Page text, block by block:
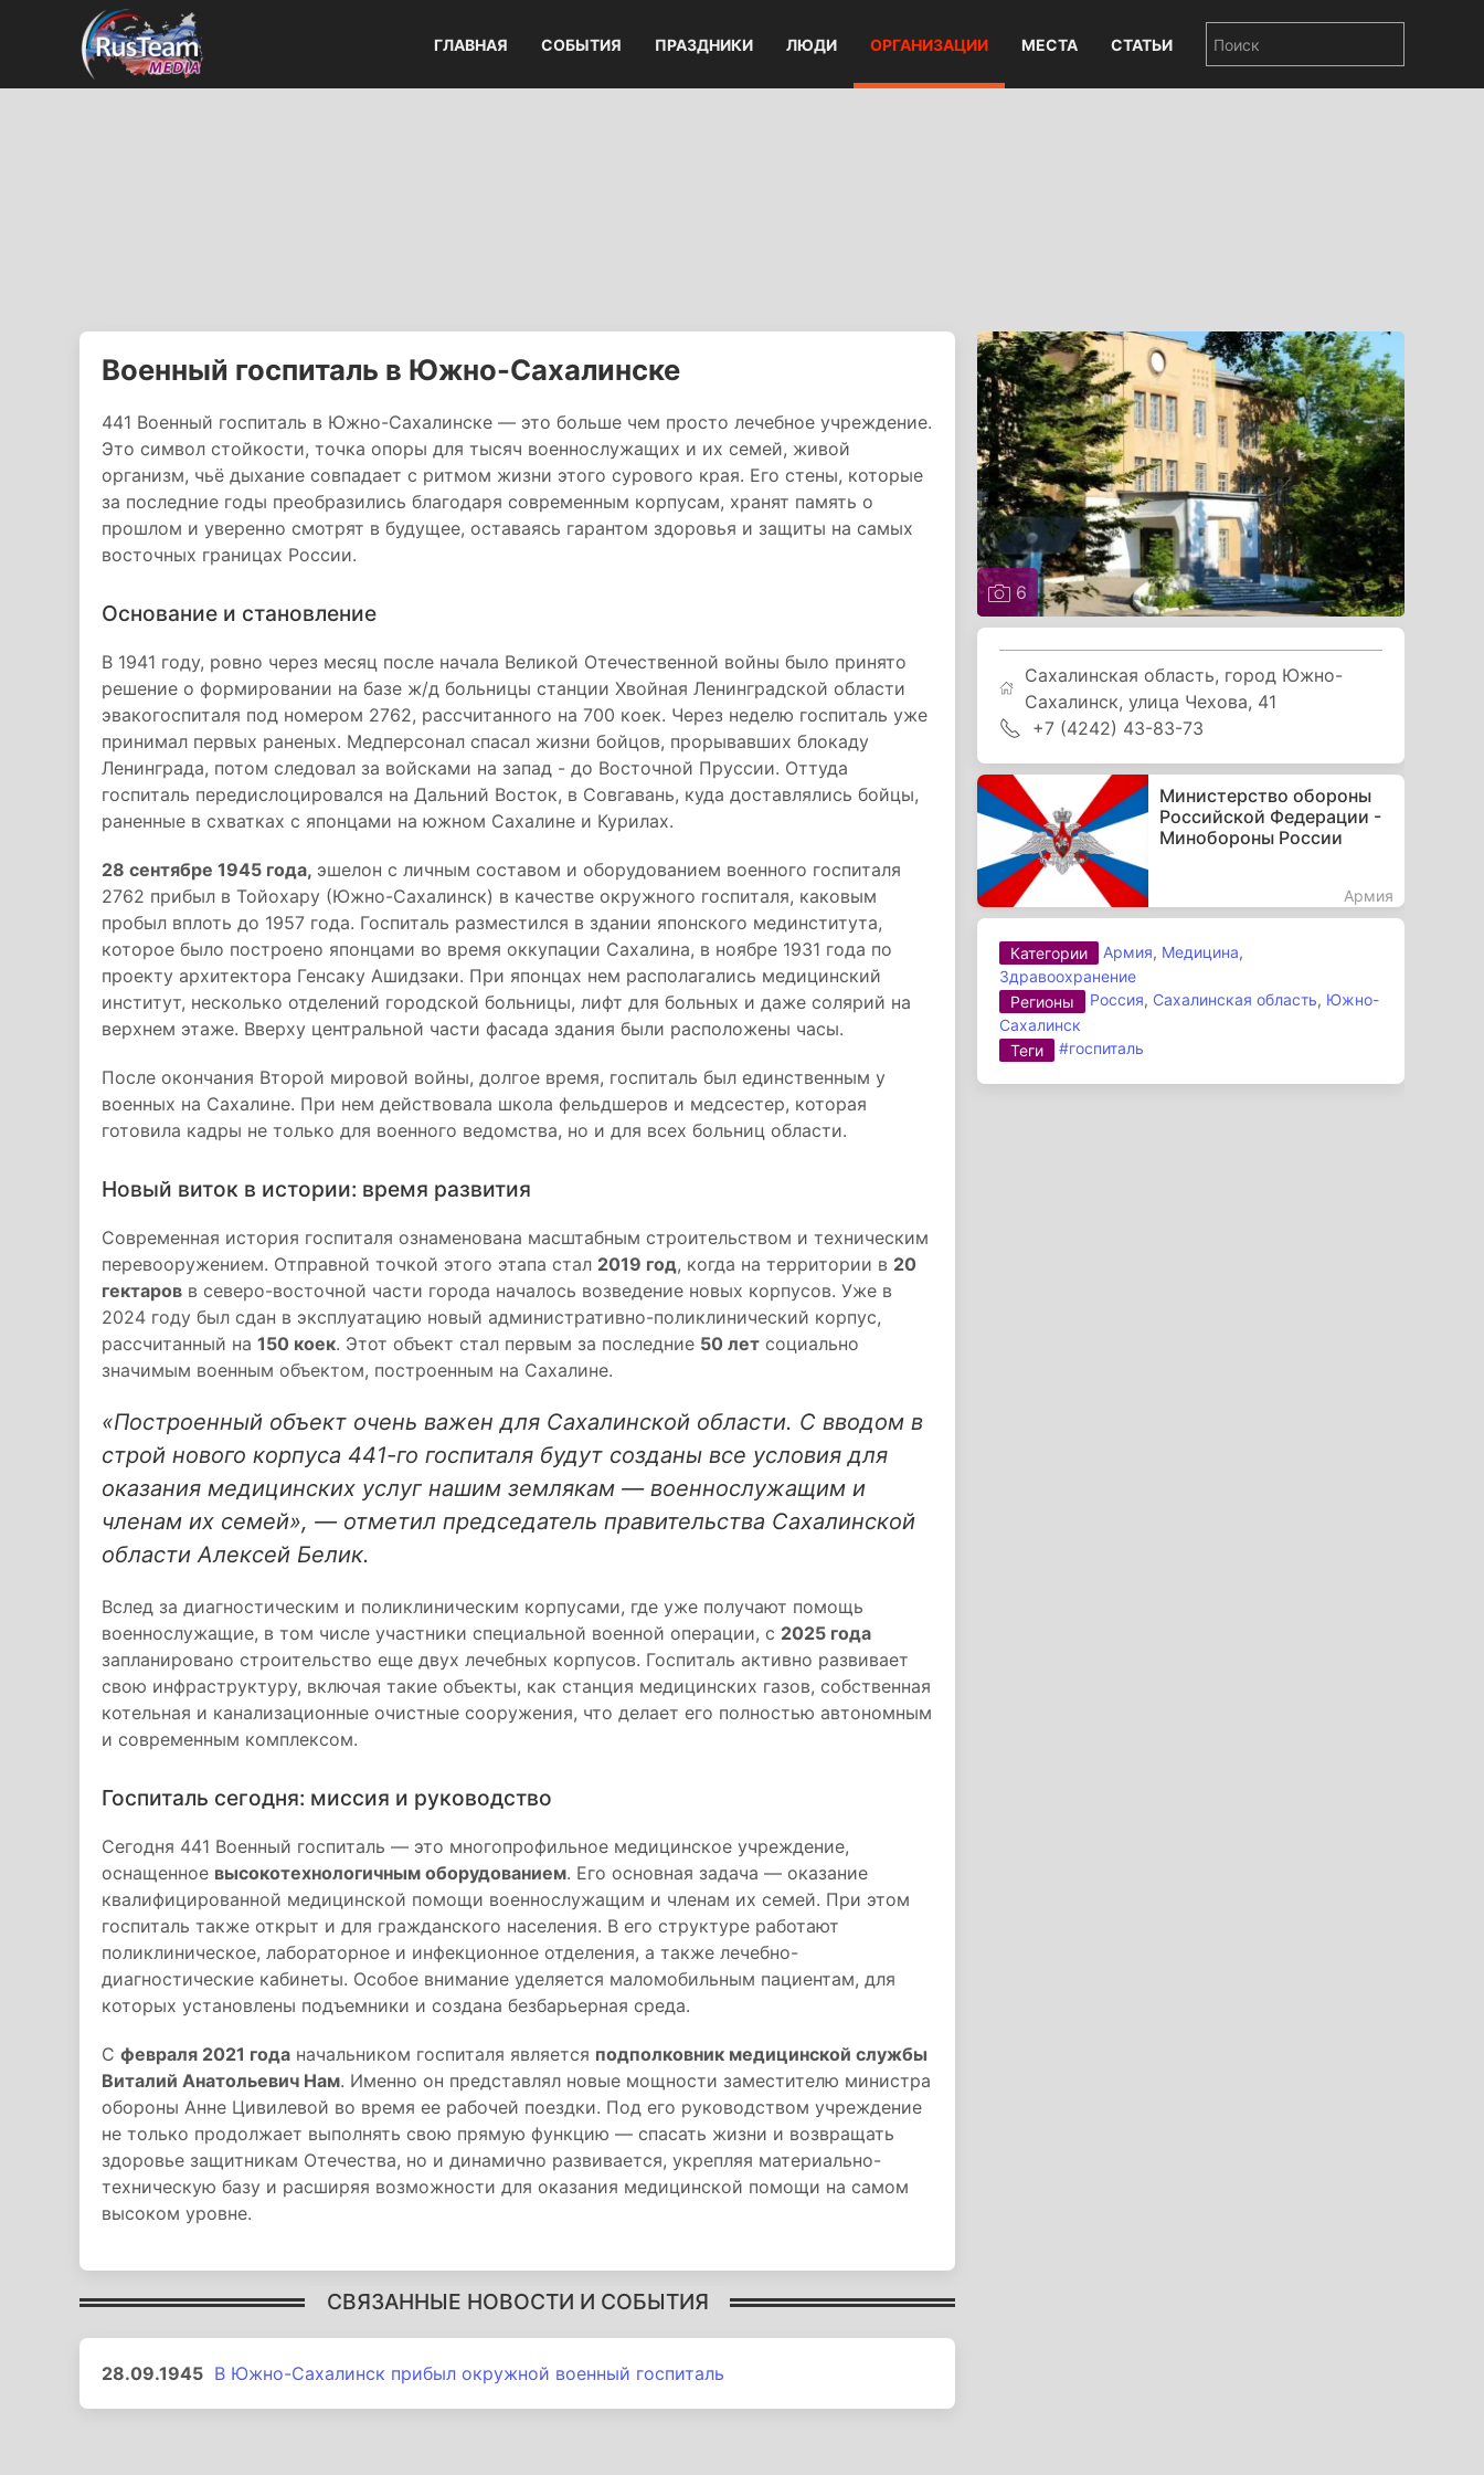
ГЛАВНАЯ СОБЫТИЯ ПРАЗДНИКИ ЛЮДИ ОРГАНИЗАЦИИ МЕСТА СТАТЬИ
Военный госпиталь в Южно-Сахалинске
441 Военный госпиталь в Южно-Сахалинске — это больше чем просто лечебное учреждение.
Это символ стойкости, точка опоры для тысяч военнослужащих и их семей, живой
организм, чьё дыхание совпадает с ритмом жизни этого сурового края. Его стены, которые
за последние годы преобразились благодаря современным корпусам, хранят память о
прошлом и уверенно смотрят в будущее, оставаясь гарантом здоровья и защиты на самых
восточных границах России.
Основание и становление
В 1941 году, ровно через месяц после начала Великой Отечественной войны было принято
решение о формировании на базе ж/д больницы станции Хвойная Ленинградской области
эвакогоспиталя под номером 2762, рассчитанного на 700 коек. Через неделю госпиталь уже
принимал первых раненых. Медперсонал спасал жизни бойцов, прорывавших блокаду
Ленинграда, потом следовал за войсками на запад - до Восточной Пруссии. Оттуда
госпиталь передислоцировался на Дальний Восток, в Совгавань, куда доставлялись бойцы,
раненные в схватках с японцами на южном Сахалине и Курилах.
28 сентябре 1945 года, эшелон с личным составом и оборудованием военного госпиталя
2762 прибыл в Тойохару (Южно-Сахалинск) в качестве окружного госпиталя, каковым
пробыл вплоть до 1957 года. Госпиталь разместился в здании японского мединститута,
которое было построено японцами во время оккупации Сахалина, в ноябре 1931 года по
проекту архитектора Генсаку Ашидзаки. При японцах нем располагались медицинский
институт, несколько отделений городской больницы, лифт для больных и даже солярий на
верхнем этаже. Вверху центральной части фасада здания были расположены часы.
После окончания Второй мировой войны, долгое время, госпиталь был единственным у
военных на Сахалине. При нем действовала школа фельдшеров и медсестер, которая
готовила кадры не только для военного ведомства, но и для всех больниц области.
Новый виток в истории: время развития
Современная история госпиталя ознаменована масштабным строительством и техническим
перевооружением. Отправной точкой этого этапа стал 2019 год, когда на территории в 20
гектаров в северо-восточной части города началось возведение новых корпусов. Уже в
2024 году был сдан в эксплуатацию новый административно-поликлинический корпус,
рассчитанный на 150 коек. Этот объект стал первым за последние 50 лет социально
значимым военным объектом, построенным на Сахалине.
«Построенный объект очень важен для Сахалинской области. С вводом в
строй нового корпуса 441-го госпиталя будут созданы все условия для
оказания медицинских услуг нашим землякам — военнослужащим и
членам их семей», — отметил председатель правительства Сахалинской
области Алексей Белик.
Вслед за диагностическим и поликлиническим корпусами, где уже получают помощь
военнослужащие, в том числе участники специальной военной операции, с 2025 года
запланировано строительство еще двух лечебных корпусов. Госпиталь активно развивает
свою инфраструктуру, включая такие объекты, как станция медицинских газов, собственная
котельная и канализационные очистные сооружения, что делает его полностью автономным
и современным комплексом.
Госпиталь сегодня: миссия и руководство
Сегодня 441 Военный госпиталь — это многопрофильное медицинское учреждение,
оснащенное высокотехнологичным оборудованием. Его основная задача — оказание
квалифицированной медицинской помощи военнослужащим и членам их семей. При этом
госпиталь также открыт и для гражданского населения. В его структуре работают
поликлиническое, лабораторное и инфекционное отделения, а также лечебно-
диагностические кабинеты. Особое внимание уделяется маломобильным пациентам, для
которых установлены подъемники и создана безбарьерная среда.
С февраля 2021 года начальником госпиталя является подполковник медицинской службы
Виталий Анатольевич Нам. Именно он представлял новые мощности заместителю министра
обороны Анне Цивилевой во время ее рабочей поездки. Под его руководством учреждение
не только продолжает выполнять свою прямую функцию — спасать жизни и возвращать
здоровье защитникам Отечества, но и динамично развивается, укрепляя материально-
техническую базу и расширяя возможности для оказания медицинской помощи на самом
высоком уровне.
СВЯЗАННЫЕ НОВОСТИ И СОБЫТИЯ
28.09.1945 В Южно-Сахалинск прибыл окружной военный госпиталь
6
Сахалинская область, город Южно-
Сахалинск, улица Чехова, 41
+7 (4242) 43-83-73
Министерство обороны
Российской Федерации -
Минобороны России
Армия
Категории Армия, Медицина,
Здравоохранение
Регионы
Россия, Сахалинская область, Южно-
Сахалинск
Теги
#госпиталь